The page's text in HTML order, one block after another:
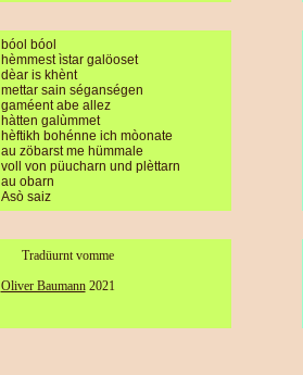
bóol bóol
hèmmest ìstar galöoset
dèar is khènt
mettar sain séganségen
gaméent abe allez
hàtten galùmmet
hèftikh bohénne ich mòonate
au zöbarst me hümmale
voll von püucharn und plèttarn
au obarn
Asò saiz
Tradüurnt vomme
Oliver Baumann2021